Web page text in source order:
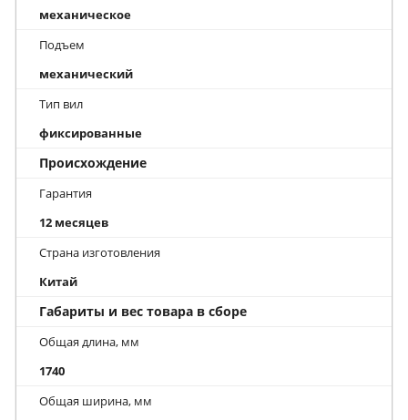
механическое
Подъем
механический
Тип вил
фиксированные
Происхождение
Гарантия
12 месяцев
Страна изготовления
Китай
Габариты и вес товара в сборе
Общая длина, мм
1740
Общая ширина, мм